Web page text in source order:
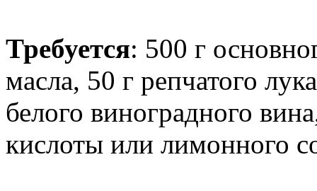
Требуется: 500 г
масла, 50 г репчатого
белого виноградного
кислоты или лимонного